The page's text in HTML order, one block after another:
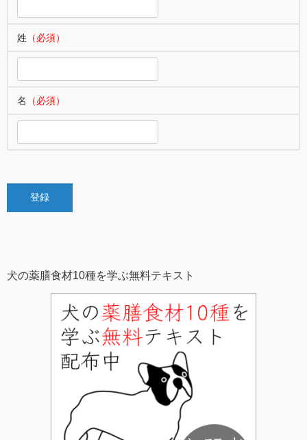
姓 （必須）
名 （必須）
犬の薬膳食材10種を学ぶ無料テキスト